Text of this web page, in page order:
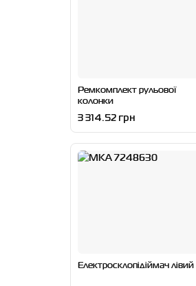
Ремкомплект рульової
колонки
3 314.52 грн
Електросклопідіймач лівий